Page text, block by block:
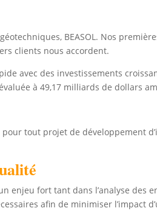
BEASOL. Nos
clients nous accordent.
avec des investissements
à 49,17 milliards de dollars
tout projet de développement
enjeu fort tant dans l’analyse des
afin de minimiser l’impact